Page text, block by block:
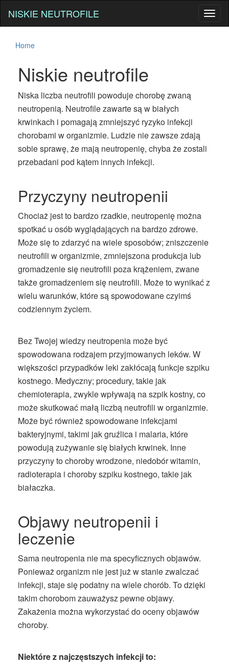
NISKIE NEUTROFILE
Home
Niskie neutrofile
Niska liczba neutrofili powoduje chorobę zwaną
neutropenią. Neutrofile zawarte są w białych
krwinkach i pomagają zmniejszyć ryzyko infekcji
chorobami w organizmie. Ludzie nie zawsze zdają
sobie sprawę, że mają neutropenię, chyba że zostali
przebadani pod kątem innych infekcji.
Przyczyny neutropenii
Chociaż jest to bardzo rzadkie, neutropenię można
spotkać u osób wyglądających na bardzo zdrowe.
Może się to zdarzyć na wiele sposobów; zniszczenie
neutrofili w organizmie, zmniejszona produkcja lub
gromadzenie się neutrofili poza krążeniem, zwane
także gromadzeniem się neutrofili. Może to wynikać z
wielu warunków, które są spowodowane czyimś
codziennym życiem.
Bez Twojej wiedzy neutropenia może być
spowodowana rodzajem przyjmowanych leków. W
większości przypadków leki zakłócają funkcje szpiku
kostnego. Medyczny; procedury, takie jak
chemioterapia, zwykle wpływają na szpik kostny, co
może skutkować małą liczbą neutrofili w organizmie.
Może być również spowodowane infekcjami
bakteryjnymi, takimi jak gruźlica i malaria, które
powodują zużywanie się białych krwinek. Inne
przyczyny to choroby wrodzone, niedobór witamin,
radioterapia i choroby szpiku kostnego, takie jak
białaczka.
Objawy neutropenii i
leczenie
Sama neutropenia nie ma specyficznych objawów.
Ponieważ organizm nie jest już w stanie zwalczać
infekcji, staje się podatny na wiele chorób. To dzięki
takim chorobom zauważysz pewne objawy.
Zakażenia można wykorzystać do oceny objawów
choroby.
Niektóre z najczęstszych infekcji to: